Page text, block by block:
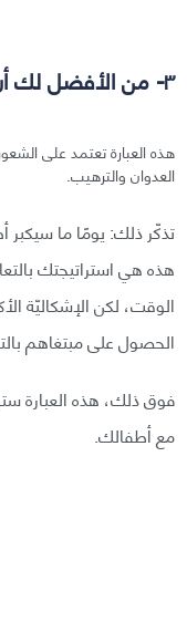
٣- من الأفضل لك أن... و إلّا...!
هذه العبارة تعتمد على
العدوان والترهيب.
تذكّر ذلك: يومًا ما سيكبر
هذه هي استراتيجتك
الوقت، لكن الإشكاليّة
الحصول على مبتغاهم
فوق ذلك، هذه العبارة
مع أطفالك.